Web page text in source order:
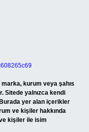
kurum veya şahıs
Sitede yalnızca kendi
Burada yer alan içerikler
ve kişiler hakkında
kişiler ile isim